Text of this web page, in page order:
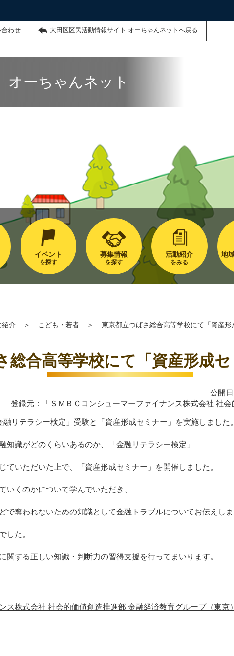
合わせ 大田区区民活動情報サイト オーちゃんネットへ戻る
オーちゃんネット
イベント
を探す
募集情報
を探す
活動紹介
をみる
地
紹介 ＞ こども・若者 ＞ 東京都立つばさ総合高等学校にて「資産
総合高等学校にて「資産形成
公開
登録元：「 ＳＭＢＣコンシューマーファイナンス株式会社 社
リテラシー検定」受験と「資産形成セミナー」を実施しました。
識がどのくらいあるのか、「金融リテラシー検定」
いただいた上で、「資産形成セミナー」を開催しました。
いくのかについて学んでいただき、
奪われないための知識として金融トラブルについてお伝えしま
した。
する正しい知識・判断力の習得支援を行ってまいります。
ス株式会社 社会的価値創造推進部 金融経済教育グループ（東京）